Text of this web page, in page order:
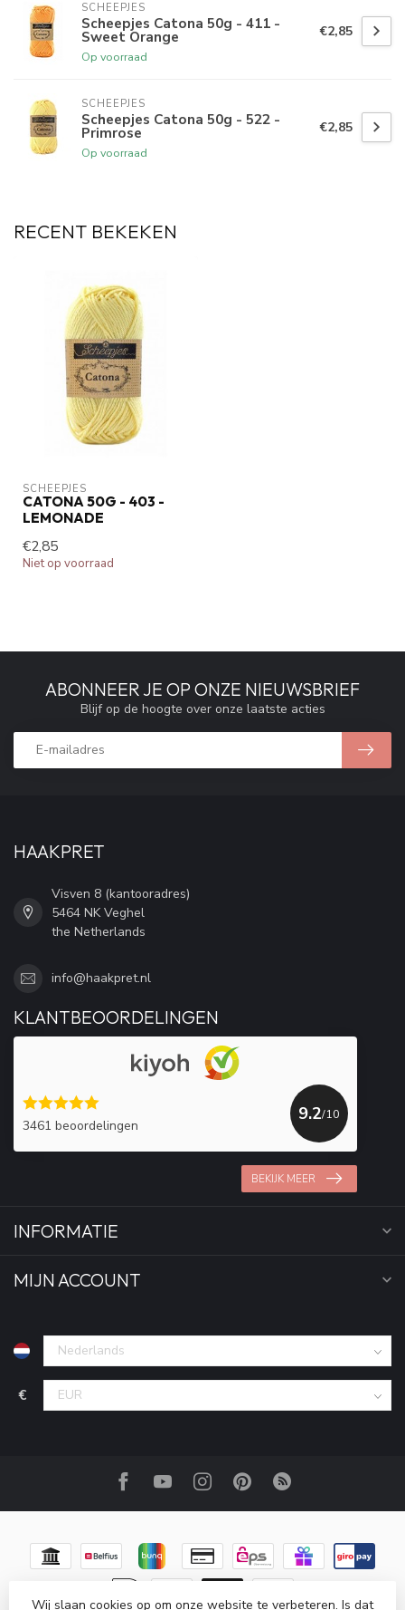
SCHEEPJES
Scheepjes Catona 50g - 411 -
Sweet Orange
Op voorraad
€2,85
SCHEEPJES
Scheepjes Catona 50g - 522 -
Primrose
Op voorraad
€2,85
RECENT BEKEKEN
SCHEEPJES
CATONA 50G - 403 -
LEMONADE
€2,85
Niet op voorraad
ABONNEER JE OP ONZE NIEUWSBRIEF
Blijf op de hoogte over onze laatste acties
HAAKPRET
Visven 8 (kantooradres)
5464 NK Veghel
the Netherlands
info@haakpret.nl
KLANTBEOORDELINGEN
3461 beoordelingen
9.2/10
BEKIJK MEER
INFORMATIE
MIJN ACCOUNT
€
Wij slaan cookies op om onze website te verbeteren. Is dat